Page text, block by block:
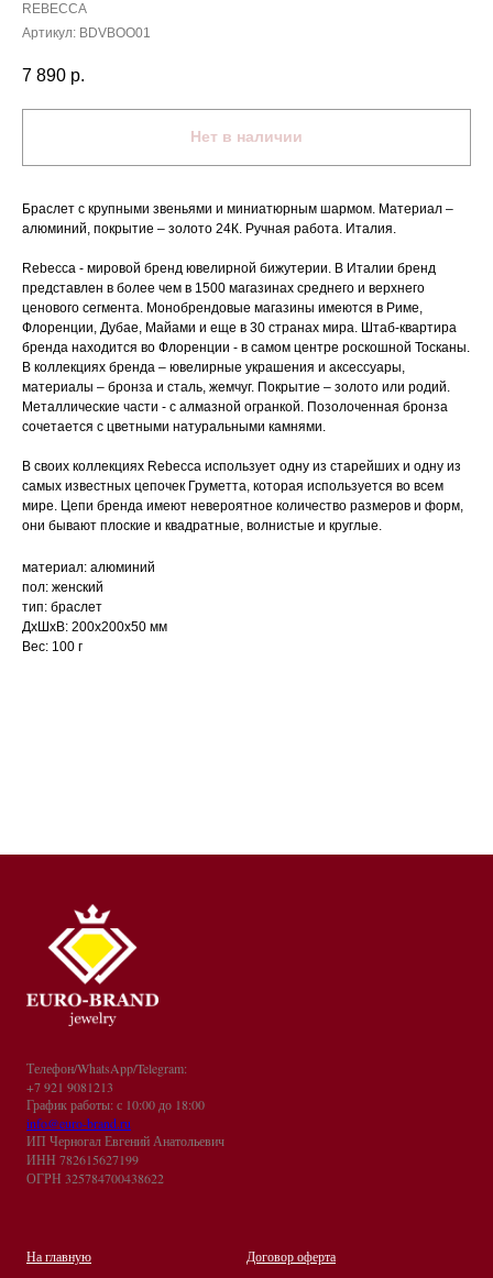
REBECCA
Артикул: BDVBOO01
7 890 р.
Нет в наличии
Браслет с крупными звеньями и миниатюрным шармом. Материал –
алюминий, покрытие – золото 24К. Ручная работа. Италия.
Rebecca - мировой бренд ювелирной бижутерии. В Италии бренд
представлен в более чем в 1500 магазинах среднего и верхнего
ценового сегмента. Монобрендовые магазины имеются в Риме,
Флоренции, Дубае, Майами и еще в 30 странах мира. Штаб-квартира
бренда находится во Флоренции - в самом центре роскошной Тосканы.
В коллекциях бренда – ювелирные украшения и аксессуары,
материалы – бронза и сталь, жемчуг. Покрытие – золото или родий.
Металлические части - с алмазной огранкой. Позолоченная бронза
сочетается с цветными натуральными камнями.
В своих коллекциях Rebecca использует одну из старейших и одну из
самых известных цепочек Груметта, которая используется во всем
мире. Цепи бренда имеют невероятное количество размеров и форм,
они бывают плоские и квадратные, волнистые и круглые.
материал: алюминий
пол: женский
тип: браслет
ДxШxВ: 200x200x50 мм
Вес: 100 г
Телефон/WhatsApp/Telegram:
+7 921 9081213
График работы: с 10:00 до 18:00
info@euro-brand.ru
ИП Черногал Евгений Анатольевич
ИНН 782615627199
ОГРН 325784700438622
На главную Договор оферта